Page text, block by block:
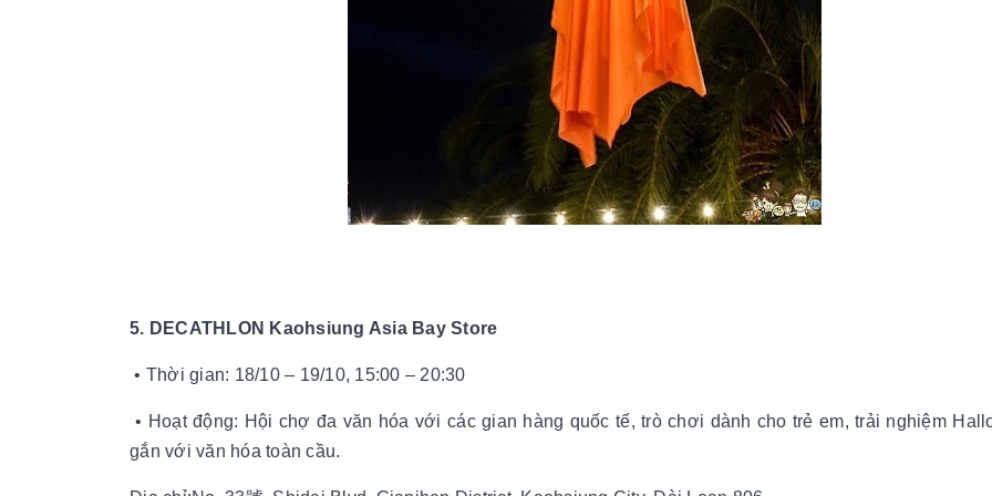
5. DECATHLON Kaohsiung Asia Bay Store
• Thời gian: 18/10 – 19/10, 15:00 – 20:30
• Hoạt động: Hội chợ đa văn hóa với các gian hàng quốc tế, trò chơi dành cho trẻ em, trải nghiệm
gắn với văn hóa toàn cầu.